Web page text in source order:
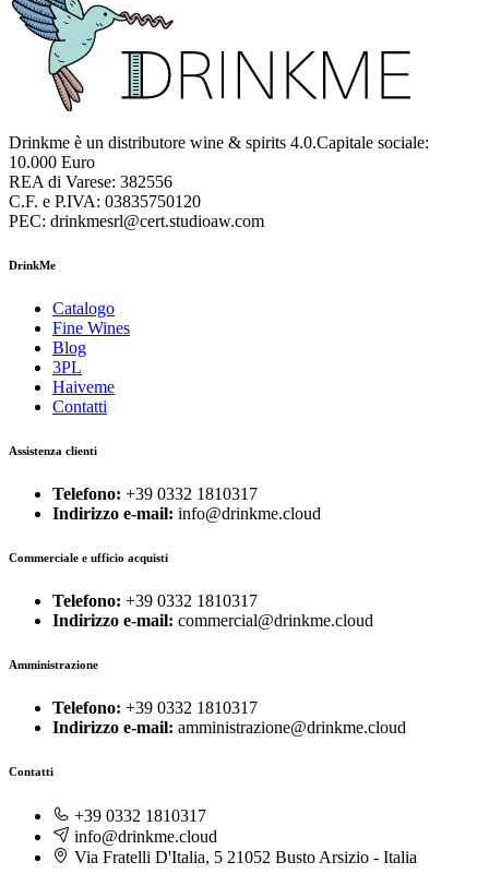
Drinkme è un distributore wine & spirits 4.0.Capitale sociale:
10.000 Euro
REA di Varese: 382556
C.F. e P.IVA: 03835750120
PEC: drinkmesrl@cert.studioaw.com
DrinkMe
Catalogo
Fine Wines
Blog
3PL
Haiveme
Contatti
Assistenza clienti
Telefono: +39 0332 1810317
Indirizzo e-mail: info@drinkme.cloud
Commerciale e ufficio acquisti
Telefono: +39 0332 1810317
Indirizzo e-mail: commercial@drinkme.cloud
Amministrazione
Telefono: +39 0332 1810317
Indirizzo e-mail: amministrazione@drinkme.cloud
Contatti
+39 0332 1810317
info@drinkme.cloud
Via Fratelli D'Italia, 5 21052 Busto Arsizio - Italia